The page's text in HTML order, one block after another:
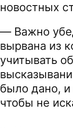
новостных
— Важно
вырвана из
учитывать
было дано,
чтобы не